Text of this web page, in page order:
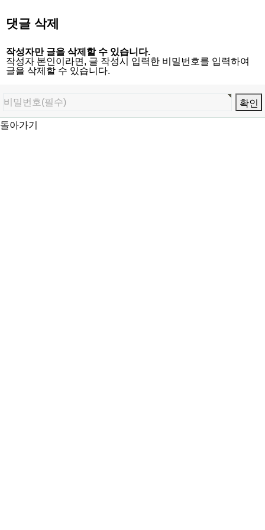
댓글 삭제
작성자만 글을 삭제할 수 있습니다.
작성자 본인이라면, 글 작성시 입력한 비밀번호를 입력하여
글을 삭제할 수 있습니다.
돌아가기